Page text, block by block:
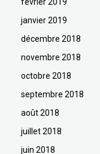
janvier 2019
décembre 2018
novembre 2018
octobre 2018
septembre 2018
août 2018
juillet 2018
juin 2018